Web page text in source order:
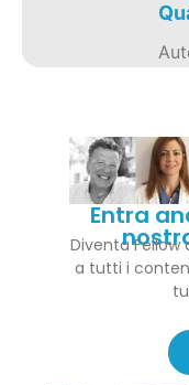
Entra
Diventa Fellow
a tutti i